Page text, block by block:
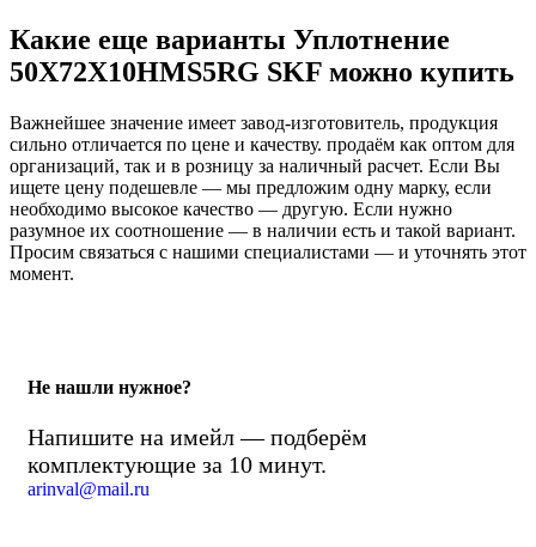
Какие еще варианты Уплотнение
50X72X10HMS5RG SKF можно купить
Важнейшее значение имеет завод-изготовитель, продукция
сильно отличается по цене и качеству. продаём как оптом для
организаций, так и в розницу за наличный расчет. Если Вы
ищете цену подешевле — мы предложим одну марку, если
необходимо высокое качество — другую. Если нужно
разумное их соотношение — в наличии есть и такой вариант.
Просим связаться с нашими специалистами — и уточнять этот
момент.
Не нашли нужное?
Напишите на имейл — подберём
комплектующие за 10 минут.
arinval@mail.ru